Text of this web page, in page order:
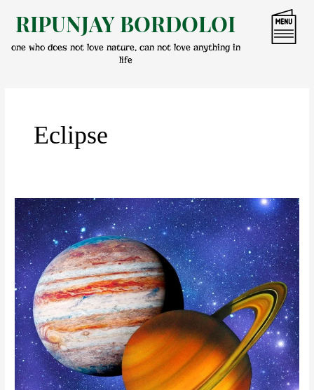
content
RIPUNJAY BORDOLOI
one who does not love nature, can not love anything in
life
Eclipse
গুৰুৱে
ঢাকিলে
শনিক